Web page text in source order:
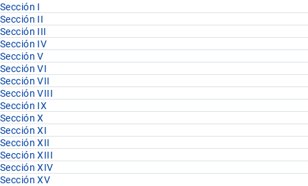
Sección I
Sección II
Sección III
Sección IV
Sección V
Sección VI
Sección VII
Sección VIII
Sección IX
Sección X
Sección XI
Sección XII
Sección XIII
Sección XIV
Sección XV